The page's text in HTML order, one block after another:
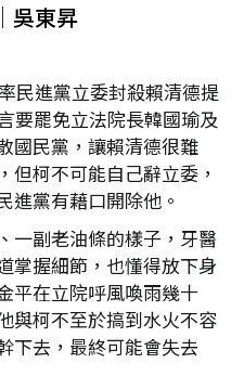
吳東昇
民進黨立委封殺賴清德提
要罷免立法院長韓國瑜及
國民黨，讓賴清德很難
但柯不可能自己辭立委，
進黨有藉口開除他。
一副老油條的樣子，牙醫
掌握細節，也懂得放下身
平在立院呼風喚雨幾十
與柯不至於搞到水火不容
下去，最終可能會失去